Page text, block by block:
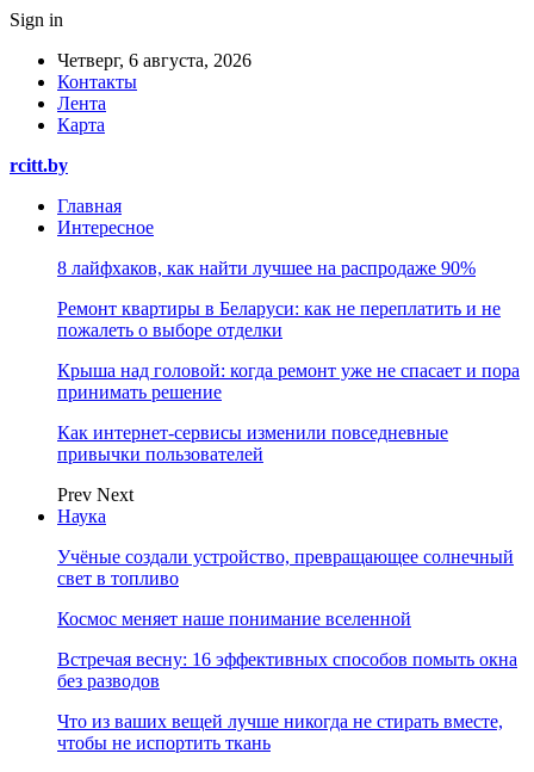
Sign in
Четверг, 6 августа, 2026
Контакты
Лента
Карта
rcitt.by
Главная
Интересное
8 лайфхаков, как найти лучшее на распродаже 90%
Ремонт квартиры в Беларуси: как не переплатить и не
пожалеть о выборе отделки
Крыша над головой: когда ремонт уже не спасает и пора
принимать решение
Как интернет-сервисы изменили повседневные
привычки пользователей
Prev Next
Наука
Учёные создали устройство, превращающее солнечный
свет в топливо
Космос меняет наше понимание вселенной
Встречая весну: 16 эффективных способов помыть окна
без разводов
Что из ваших вещей лучше никогда не стирать вместе,
чтобы не испортить ткань